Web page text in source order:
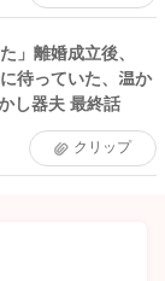
」離婚成立後、
待っていた、温か
し器夫 最終話
クリップ